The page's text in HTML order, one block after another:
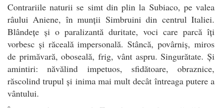
Contrariile naturii se simt din plin la Subiaco, pe valea
râului Aniene, în munții Simbruini din centrul Italiei.
Blândețe și o paralizantă duritate, voci care parcă îți
vorbesc și răceală impersonală. Stâncă, povârniș, miros
de primăvară, oboseală, frig, vânt aspru. Singurătate. Și
amintiri: năvălind impetuos, sfidătoare, obraznice,
răscolind trupul și inima mai mult decât întreaga putere a
vântului.